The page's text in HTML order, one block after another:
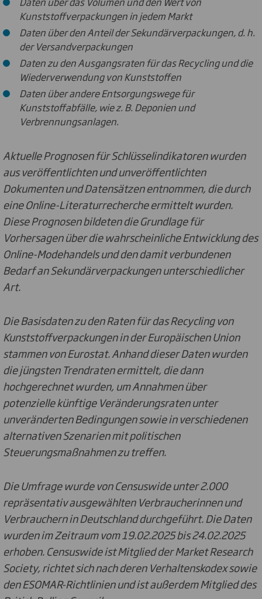
Kunststoffverpackungen in jedem Markt
Daten über den Anteil der Sekundärverpackungen, d. h.
der Versandverpackungen
Daten zu den Ausgangsraten für das Recycling und die
Wiederverwendung von Kunststoffen
Daten über andere Entsorgungswege für
Kunststoffabfälle, wie z. B. Deponien und
Verbrennungsanlagen.
Aktuelle Prognosen für Schlüsselindikatoren wurden
aus veröffentlichten und unveröffentlichten
Dokumenten und Datensätzen entnommen, die durch
eine Online-Literaturrecherche ermittelt wurden.
Diese Prognosen bildeten die Grundlage für
Vorhersagen über die wahrscheinliche Entwicklung des
Online-Modehandels und den damit verbundenen
Bedarf an Sekundärverpackungen unterschiedlicher
Art.
Die Basisdaten zu den Raten für das Recycling von
Kunststoffverpackungen in der Europäischen Union
stammen von Eurostat. Anhand dieser Daten wurden
die jüngsten Trendraten ermittelt, die dann
hochgerechnet wurden, um Annahmen über
potenzielle künftige Veränderungsraten unter
unveränderten Bedingungen sowie in verschiedenen
alternativen Szenarien mit politischen
Steuerungsmaßnahmen zu treffen.
Die Umfrage wurde von Censuswide unter 2.000
repräsentativ ausgewählten Verbraucherinnen und
Verbrauchern in Deutschland durchgeführt. Die Daten
wurden im Zeitraum vom 19.02.2025 bis 24.02.2025
erhoben. Censuswide ist Mitglied der Market Research
Society, richtet sich nach deren Verhaltenskodex sowie
den ESOMAR-Richtlinien und ist außerdem Mitglied des